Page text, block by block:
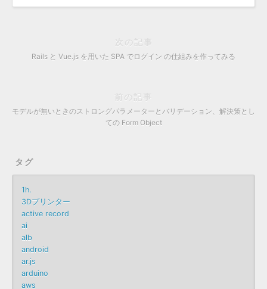
次の記事
Rails と Vue.js を用いた SPA でログイン の仕組みを作ってみる
前の記事
モデルが無いときのストロングパラメーターとバリデーション、解決策とし
ての Form Object
タグ
1h.
3Dプリンター
active record
ai
alb
android
ar.js
arduino
aws